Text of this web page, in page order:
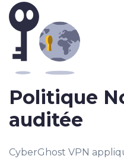
CyberGhost VPN
Politique
auditée